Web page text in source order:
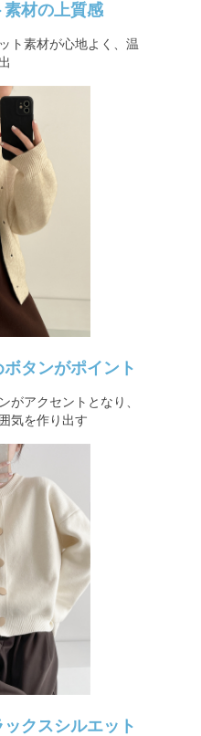
材の上質感
ト素材が心地よく、温
タンがポイント
がアクセントとなり、
気を作り出す
クスシルエット